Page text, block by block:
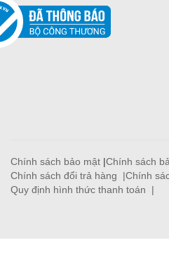
Chính sách bảo mật |Chính sách
Chính sách đổi trả hàng |Chính
Quy định hình thức thanh toán |